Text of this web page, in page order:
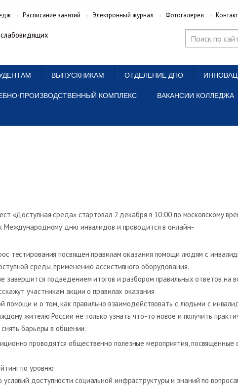
Расписание занятий Электронный журнал Фотогалерея
ВЫПУСКНИКАМ ОТДЕЛЕНИЕ ДПО
ПРОИЗВОДСТВЕННЫЙ КОМПЛЕКС ВАКАНСИИ КОЛЛЕДЖА
«Доступная среда» стартовал 2 декабря в 10:00 по московскому
Международному дню инвалидов и проводится в онлайн-
тестирования посвящен правилам оказания помощи людям с
среды, применению ассистивного оборудования.
завершится подведением итогов и разбором правильных ответов на
участникам акции о правилах оказания
помощи и о том, как правильно взаимодействовать с людьми с
жителю России не только узнать что-то новое и получить
барьеры в общении.
проводятся общественно полезные мероприятия,
по уровню
доступности социальной инфраструктуры и знаний по